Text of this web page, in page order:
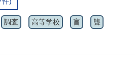
調査 高等学校 盲 聾